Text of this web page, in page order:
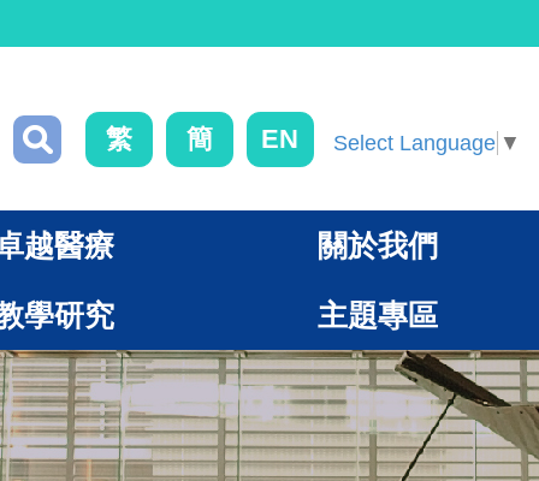
繁 簡 EN Select Language ▼
越醫療 關於我們
學研究 主題專區